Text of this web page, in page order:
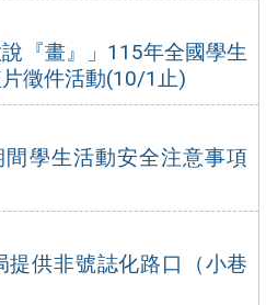
『畫』」115年全國學生
徵件活動(10/1止)
學生活動安全注意事項
提供非號誌化路口（小巷